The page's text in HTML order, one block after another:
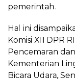
pemerintah.
Hal ini
Komisi XII DPR
Pencemaran
Kementerian
Bicara Udara,